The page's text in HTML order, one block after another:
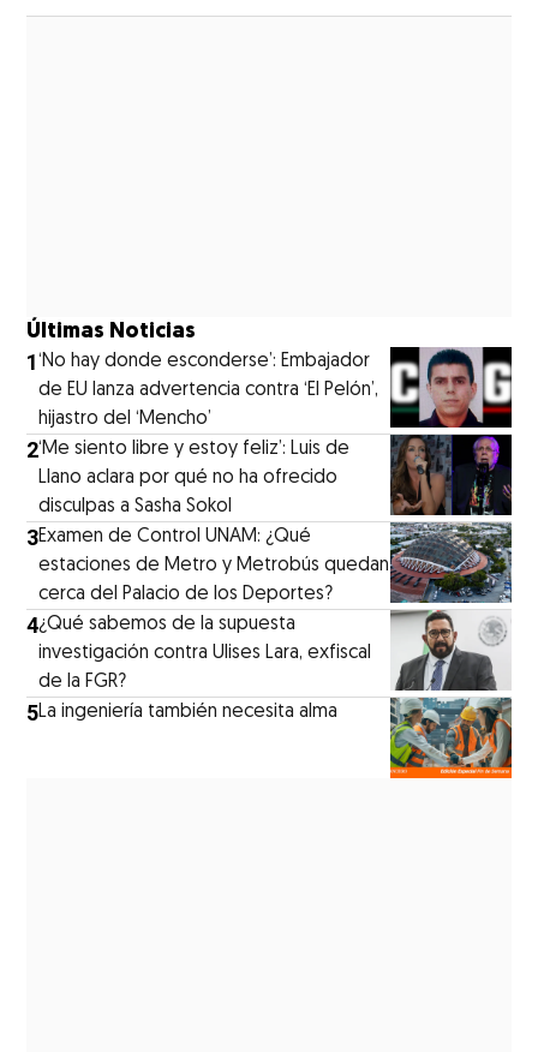
Últimas Noticias
1‘No hay donde esconderse’: Embajador
de EU lanza advertencia contra ‘El Pelón’,
hijastro del ‘Mencho’
2‘Me siento libre y estoy feliz’: Luis de
Llano aclara por qué no ha ofrecido
disculpas a Sasha Sokol
3Examen de Control UNAM: ¿Qué
estaciones de Metro y Metrobús quedan
cerca del Palacio de los Deportes?
4¿Qué sabemos de la supuesta
investigación contra Ulises Lara, exfiscal
de la FGR?
5La ingeniería también necesita alma